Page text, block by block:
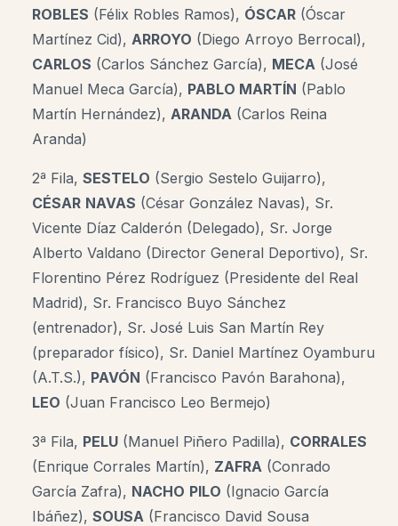
ROBLES (Félix Robles Ramos), ÓSCAR (Óscar
Martínez Cid), ARROYO (Diego Arroyo Berrocal),
CARLOS (Carlos Sánchez García), MECA (José
Manuel Meca García), PABLO MARTÍN (Pablo
Martín Hernández), ARANDA (Carlos Reina
Aranda)
2ª Fila, SESTELO (Sergio Sestelo Guijarro),
CÉSAR NAVAS (César González Navas), Sr.
Vicente Díaz Calderón (Delegado), Sr. Jorge
Alberto Valdano (Director General Deportivo), Sr.
Florentino Pérez Rodríguez (Presidente del Real
Madrid), Sr. Francisco Buyo Sánchez
(entrenador), Sr. José Luis San Martín Rey
(preparador físico), Sr. Daniel Martínez Oyamburu
(A.T.S.), PAVÓN (Francisco Pavón Barahona),
LEO (Juan Francisco Leo Bermejo)
3ª Fila, PELU (Manuel Piñero Padilla), CORRALES
(Enrique Corrales Martín), ZAFRA (Conrado
García Zafra), NACHO PILO (Ignacio García
Ibáñez), SOUSA (Francisco David Sousa